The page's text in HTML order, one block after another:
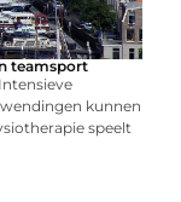
teamsport
kunnen
speelt